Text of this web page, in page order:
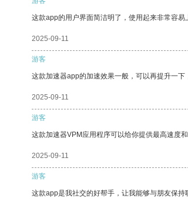
这款app的用户界面简洁明了，使用起来非常容
2025-09-11
游客
这款加速器app的加速效果一般，可以再提升一下
2025-09-11
游客
这款加速器VPM应用程序可以给你提供最高速度
2025-09-11
游客
这款app是我社交的好帮手，让我能够与朋友保持